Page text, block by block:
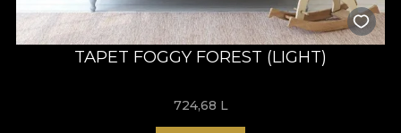
TAPET FOGGY FOREST (LIGHT)
724,68 L